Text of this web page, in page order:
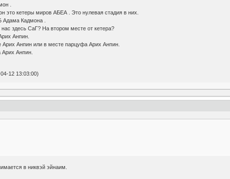
.
это кетеры миров АБЕА . Это нулевая стадия в них.
Адама Кадмона .
здесь СаГ? На втором месте от кетера?
Анпин.
Анпин или в месте парцуфа Арих Анпин.
Арих Анпин.
12 13:03:00)
в никвэй эйнаим.